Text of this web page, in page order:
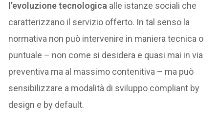
l’evoluzione tecnologica alle istanze sociali che
caratterizzano il servizio offerto. In tal senso la
normativa non può intervenire in maniera tecnica o
puntuale – non come si desidera e quasi mai in via
preventiva ma al massimo contenitiva – ma può
sensibilizzare a modalità di sviluppo compliant by
design e by default.